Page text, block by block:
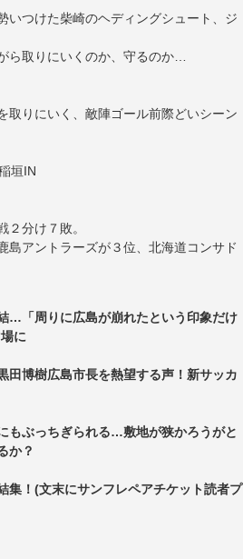
いつけた柴崎のヘディングシュート、ジ
ら取りにいくのか、守るのか…
取りにいく、敵陣ゴール前際どいシーン
垣IN
分け７敗。
島アントラーズが３位、北海道コンサド
…「周りに広島が崩れたという印象だけ
に
田博樹広島市長を熱望する声！新サッカ
もぶっちぎられる…敷地が狭かろうがと
か？
集！(文末にサンフレペアチケット読者プ